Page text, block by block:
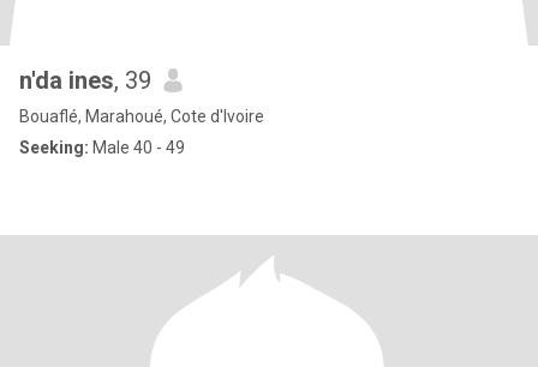
n'da ines, 39
Bouaflé, Marahoué, Cote d'Ivoire
Seeking: Male 40 - 49